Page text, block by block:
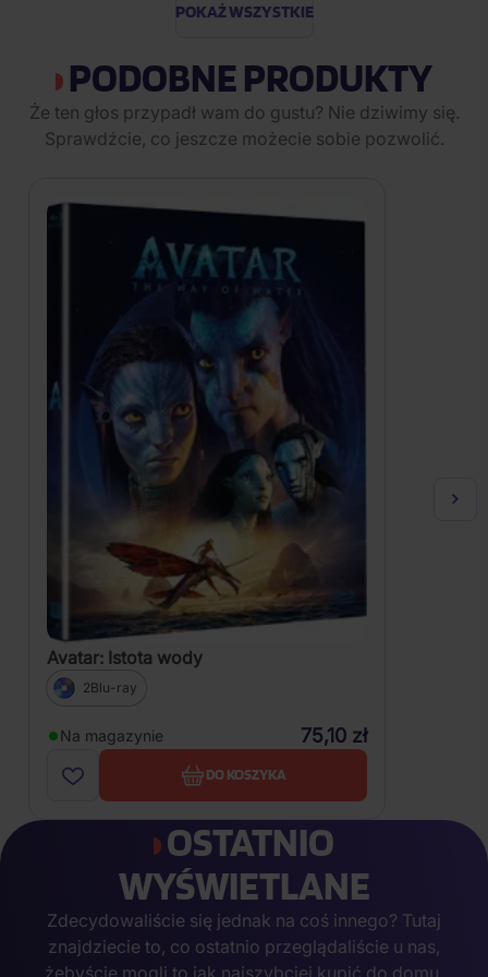
POKAŻ WSZYSTKIE
PODOBNE PRODUKTY
Że ten głos przypadł wam do gustu? Nie dziwimy się.
Sprawdźcie, co jeszcze możecie sobie pozwolić.
Avatar: Istota wody
2Blu-ray
Na magazynie 75,10 zł
DO KOSZYKA
OSTATNIO
WYŚWIETLANE
Zdecydowaliście się jednak na coś innego? Tutaj
znajdziecie to, co ostatnio przeglądaliście u nas,
żebyście mogli to jak najszybciej kupić do domu.